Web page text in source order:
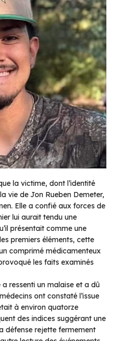
la victime, dont l’identité
vie de Jon Rueben Demeter,
Elle a confié aux forces de
lui aurait tendu une
présentait comme une
premiers éléments, cette
comprimé médicamenteux
les faits examinés
ressenti un malaise et a dû
ont constaté l’issue
à environ quatorze
des indices suggérant une
défense rejette fermement